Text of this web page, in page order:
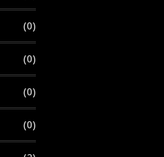
(0)
(0)
(0)
(0)